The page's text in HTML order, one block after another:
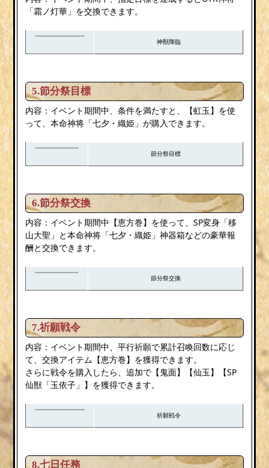
「霜ノ灯華」を交換できます。
神獣降臨
5.節分祭目標
内容：イベント期間中、条件を満たすと、【虹玉】を使
って、本命神将「七夕・織姫」が購入できます。
節分祭目標
6.節分祭交換
内容：イベント期間中【恵方巻】を使って、SP変身「移
山大聖」と本命神将「七夕・織姫」神器箱などの豪華報
酬と交換できます。
節分祭交換
7.祈願戦令
内容：イベント期間中、平行祈願で累計召喚回数に応じ
て、交換アイテム【恵方巻】を獲得できます。
さらに戦令を購入したら、追加で【鬼面】【仙玉】【SP
仙獣「玉依子」】を獲得できます。
祈願戦令
8.七日任務